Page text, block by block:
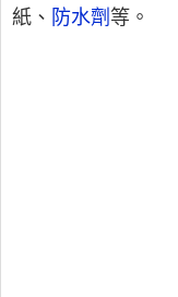
紙、 防水劑 等。